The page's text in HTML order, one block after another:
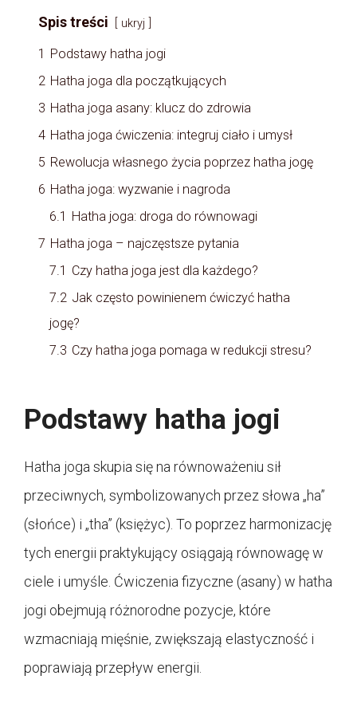
Spis treści ukryj
1
Podstawy hatha jogi
2 Hatha joga dla początkujących
3 Hatha joga asany: klucz do zdrowia
4 Hatha joga ćwiczenia: integruj ciało i umysł
5 Rewolucja własnego życia poprzez hatha jogę
6 Hatha joga: wyzwanie i nagroda
6.1
Hatha joga: droga do równowagi
7 Hatha joga – najczęstsze pytania
7.1 Czy hatha joga jest dla każdego?
7.2 Jak często powinienem ćwiczyć hatha
jogę?
7.3 Czy hatha joga pomaga w redukcji stresu?
Podstawy hatha jogi
Hatha joga skupia się na równoważeniu sił
przeciwnych, symbolizowanych przez słowa „ha”
(słońce) i „tha” (księżyc). To poprzez harmonizację
tych energii praktykujący osiągają równowagę w
ciele i umyśle. Ćwiczenia fizyczne (asany) w hatha
jogi obejmują różnorodne pozycje, które
wzmacniają mięśnie, zwiększają elastyczność i
poprawiają przepływ energii.